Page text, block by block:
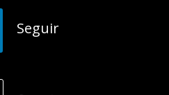
Seguir